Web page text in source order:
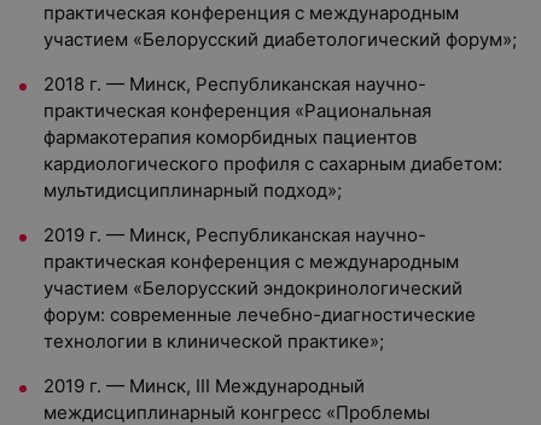
практическая конференция с международным
участием «Белорусский диабетологический форум»;
2018 г. — Минск, Республиканская научно-
практическая конференция «Рациональная
фармакотерапия коморбидных пациентов
кардиологического профиля с сахарным диабетом:
мультидисциплинарный подход»;
2019 г. — Минск, Республиканская научно-
практическая конференция с международным
участием «Белорусский эндокринологический
форум: современные лечебно-диагностические
технологии в клинической практике»;
2019 г. — Минск, III Международный
междисциплинарный конгресс «Проблемы